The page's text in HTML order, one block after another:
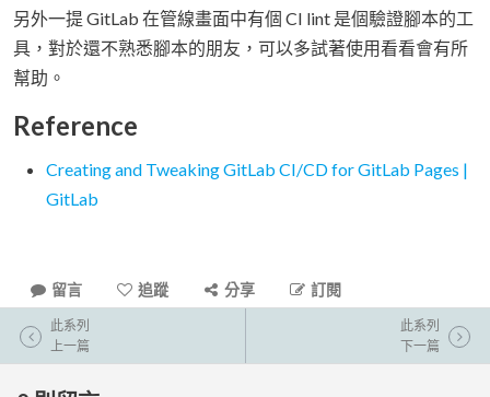
另外一提 GitLab 在管線畫面中有個 CI lint 是個驗證腳本的工
具，對於還不熟悉腳本的朋友，可以多試著使用看看會有所
幫助。
Reference
Creating and Tweaking GitLab CI/CD for GitLab Pages |
GitLab
留言 追蹤 分享 訂閱
此系列
上一篇
此系列
下一篇